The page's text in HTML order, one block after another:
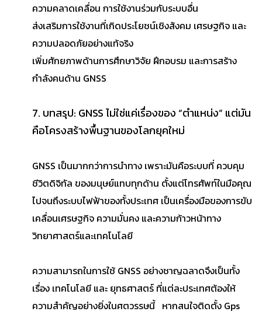
ความคลาดเคลื่อน การใช้งานร่วมกับระบบอื่น
ส่งเสริมการใช้งานที่เกิดประโยชน์เชิงสังคม เศรษฐกิจ และ
ความปลอดภัยอย่างแท้จริง
เพิ่มศักยภาพด้านการศึกษาวิจัย ฝึกอบรม และการสร้าง
กำลังคนด้าน GNSS
7. บทสรุป: GNSS ไม่ใช่แค่เรื่องของ “ตำแหน่ง” แต่มัน
คือโครงสร้างพื้นฐานของโลกยุคใหม่
GNSS เป็นมากกว่าการนำทาง เพราะมันคือระบบที่ ควบคุม
ชีวิตดิจิทัล ของมนุษย์แทบทุกด้าน ตั้งแต่โทรศัพท์ในมือคุณ
ไปจนถึงระบบไฟฟ้าของทั้งประเทศ เป็นเครื่องมือของการขับ
เคลื่อนเศรษฐกิจ ความมั่นคง และความก้าวหน้าทาง
วิทยาศาสตร์และเทคโนโลยี
ความสามารถในการใช้ GNSS อย่างชาญฉลาดจึงเป็นทั้ง
เรื่อง เทคโนโลยี และ ยุทธศาสตร์ ที่แต่ละประเทศต้องให้
ความสำคัญอย่างยิ่งในศตวรรษนี้ หากสนใจติดตั้ง Gps